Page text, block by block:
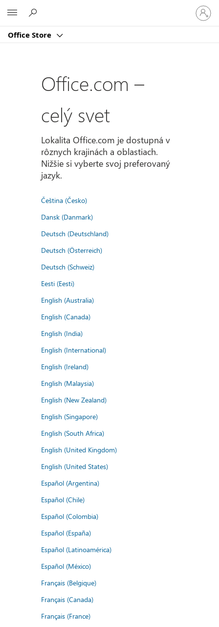
Office Store
sa
k
kontu
Office.com –
celý svet
Lokalita Office.com je dostupná v
rôznych krajinách a oblastiach.
Nižšie si vyberte svoj preferovaný
jazyk.
Čeština (Česko)
Dansk (Danmark)
Deutsch (Deutschland)
Deutsch (Österreich)
Deutsch (Schweiz)
Eesti (Eesti)
English (Australia)
English (Canada)
English (India)
English (International)
English (Ireland)
English (Malaysia)
English (New Zealand)
English (Singapore)
English (South Africa)
English (United Kingdom)
English (United States)
Español (Argentina)
Español (Chile)
Español (Colombia)
Español (España)
Español (Latinoamérica)
Español (México)
Français (Belgique)
Français (Canada)
Français (France)